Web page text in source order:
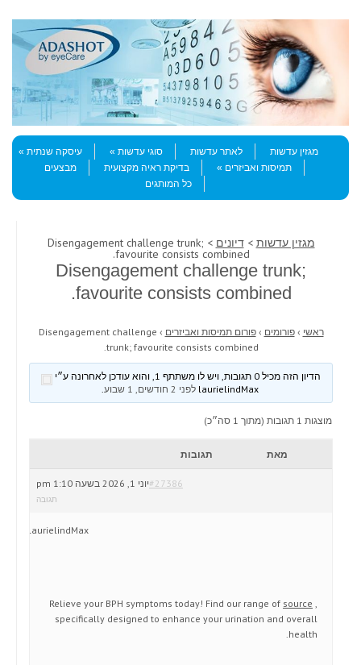
Menu
Skip to content
מגזין עדשות
לאתר עדשות סוגי עדשות
עיסקה שנתית
תמיסות ואביזרים
בדיקת ראיה מקצועית
מבצעים
כל המותגים
מגזין עדשות >דיונים > Disengagement challenge trunk;
favourite consists combined.
Disengagement challenge trunk;
favourite consists combined.
ראשי › פורומים › פורום תמיסות ואביזרים ›
Disengagement challenge
trunk; favourite consists combined.
הדיון הזה מכיל 0 תגובות, ויש לו משתתף 1, והוא עודכן לאחרונה ע״י
laurielindMax
לפני 2 חודשים, 1 שבוע .
מוצגות 1 תגובות (מתוך 1 סה״כ)
מאת תגובות
יוני 1, 2026 בשעה 1:10 pm#27386
תגובה
laurielindMax
Relieve your BPH symptoms today! Find our range of source ,
specifically designed to enhance your urination and overall
health.